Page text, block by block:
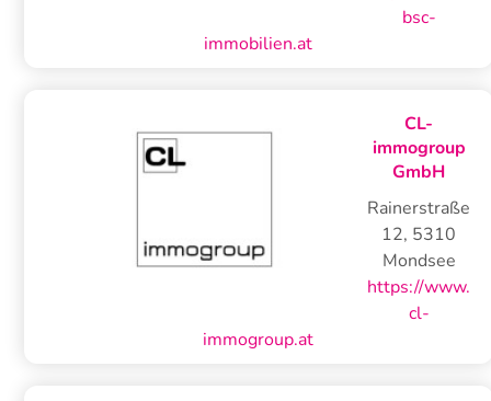
bsc-
immobilien.at
CL-
immogroup
GmbH
Rainerstraße
12, 5310
Mondsee
https://www.
cl-
immogroup.at